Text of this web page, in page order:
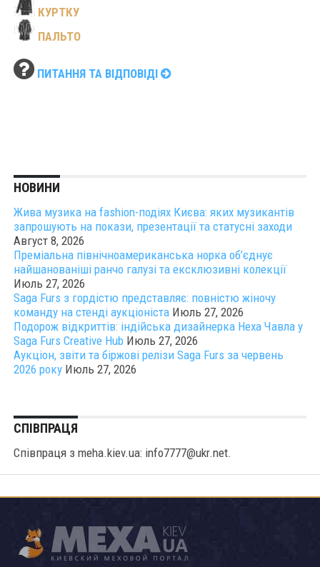
КУРТКУ
ПАЛЬТО
ПИТАННЯ ТА ВІДПОВІДІ
НОВИНИ
Жива музика на fashion-подіях Києва: яких музикантів
запрошують на покази, презентації та статусні заходи
Август 8, 2026
Преміальна північноамериканська норка об’єднує
найшанованіші ранчо галузі та ексклюзивні колекції
Июль 27, 2026
Saga Furs з гордістю представляє: повністю жіночу
команду на стенді аукціоніста Июль 27, 2026
Подорож відкриттів: індійська дизайнерка Неха Чавла у
Saga Furs Creative Hub Июль 27, 2026
Аукціон, звіти та біржові релізи Saga Furs за червень
2026 року Июль 27, 2026
СПІВПРАЦЯ
Співпраця з meha.kiev.ua: info7777@ukr.net.